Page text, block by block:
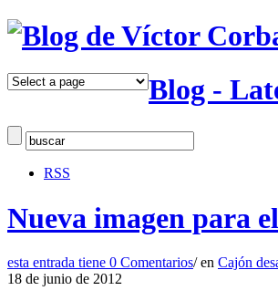
Blog -
RSS
Nueva imagen para
esta entrada tiene 0 Comentarios/ en Cajón
18 de junio de 2012